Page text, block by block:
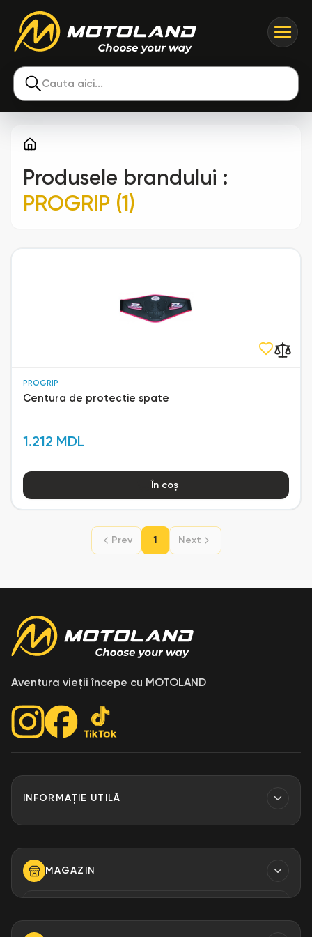
Cauta aici...
Produsele brandului :
PROGRIP (1)
PROGRIP
Centura de protectie spate
1.212 MDL
În coș
Prev 1 Next
Aventura vieții începe cu MOTOLAND
INFORMAȚIE UTILĂ
Despre Noi
MAGAZIN
+373 79 923 304